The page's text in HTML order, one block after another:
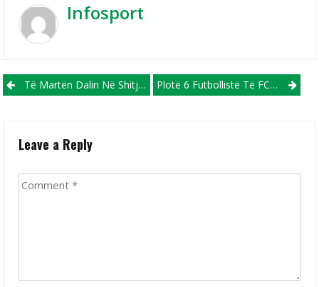
Infosport
Post navigation
Të Martën Dalin Në Shitje Biletat Për Ndeshjen, Maqedoni-Moldavi Plotë 6 Futbollistë Të FC Shkupit Pjesë E Përfaqësueseve Në Ndeshjet E Tetorit
Leave a Reply